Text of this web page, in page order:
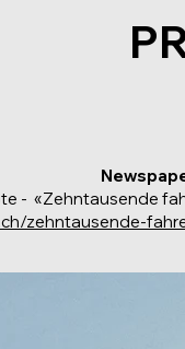
- «Zehntausende
zehntausende-